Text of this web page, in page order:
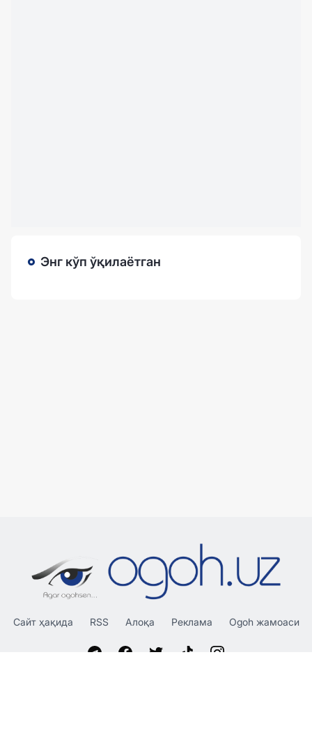
Энг кўп ўқилаётган
Сайт ҳақида RSS Алоқа Реклама Ogoh жамоаси